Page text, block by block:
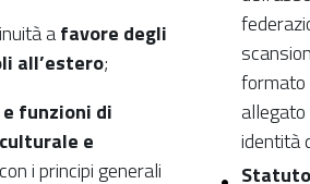
afavore degli
all’estero;
funzioni di
e
i principi generali
formato
allegato
identità